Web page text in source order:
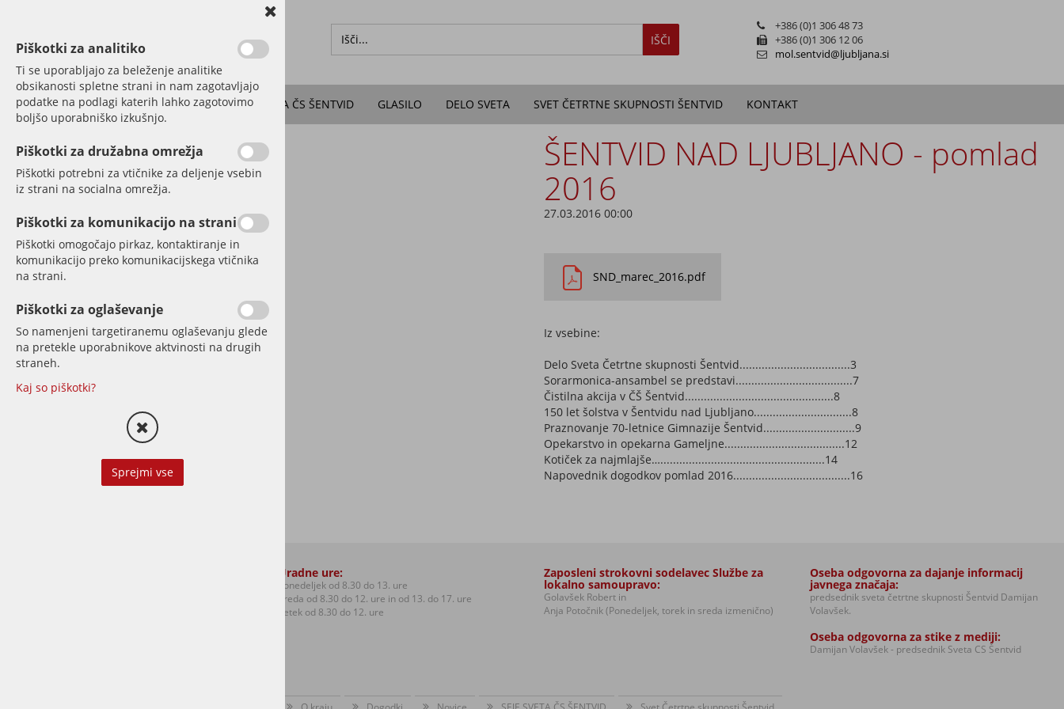
IŠČI
+386 (0)1 306 48 73
+386 (0)1 306 12 06
mol.sentvid@ljubljana.si
O KRAJU DOGODKI NOVICE SEJE SVETA ČS ŠENTVID GLASILO DELO SVETA SVET ČETRTNE SKUPNOSTI ŠENTVID KONTAKT
ŠENTVID NAD LJUBLJANO - pomlad
2016
27.03.2016 00:00
SND_marec_2016.pdf
Iz vsebine:
Delo Sveta Četrtne skupnosti Šentvid...................................3
Sorarmonica-ansambel se predstavi.....................................7
Čistilna akcija v ČŠ Šentvid...............................................8
150 let šolstva v Šentvidu nad Ljubljano...............................8
Praznovanje 70-letnice Gimnazije Šentvid.............................9
Opekarstvo in opekarna Gameljne......................................12
Kotiček za najmlajše…....................................................14
Napovednik dogodkov pomlad 2016.....................................16
Uradne ure:
Ponedeljek od 8.30 do 13. ure
Sreda od 8.30 do 12. ure in od 13. do 17. ure
Petek od 8.30 do 12. ure
Zaposleni strokovni sodelavec Službe za
lokalno samoupravo:
Golavšek Robert in
Anja Potočnik (Ponedeljek, torek in sreda izmenično)
Oseba odgovorna za dajanje informacij
javnega značaja:
predsednik sveta četrtne skupnosti Šentvid Damijan
Volavšek.
Oseba odgovorna za stike z mediji:
Damijan Volavšek - predsednik Sveta CS Šentvid
Piškotki za analitiko
Ti se uporabljajo za beleženje analitike
obsikanosti spletne strani in nam zagotavljajo
podatke na podlagi katerih lahko zagotovimo
boljšo uporabniško izkušnjo.
Piškotki za družabna omrežja
Piškotki potrebni za vtičnike za deljenje vsebin
iz strani na socialna omrežja.
Piškotki za komunikacijo na strani
Piškotki omogočajo pirkaz, kontaktiranje in
komunikacijo preko komunikacijskega vtičnika
na strani.
Piškotki za oglaševanje
So namenjeni targetiranemu oglaševanju glede
na pretekle uporabnikove aktvinosti na drugih
straneh.
Kaj so piškotki?
Sprejmi vse